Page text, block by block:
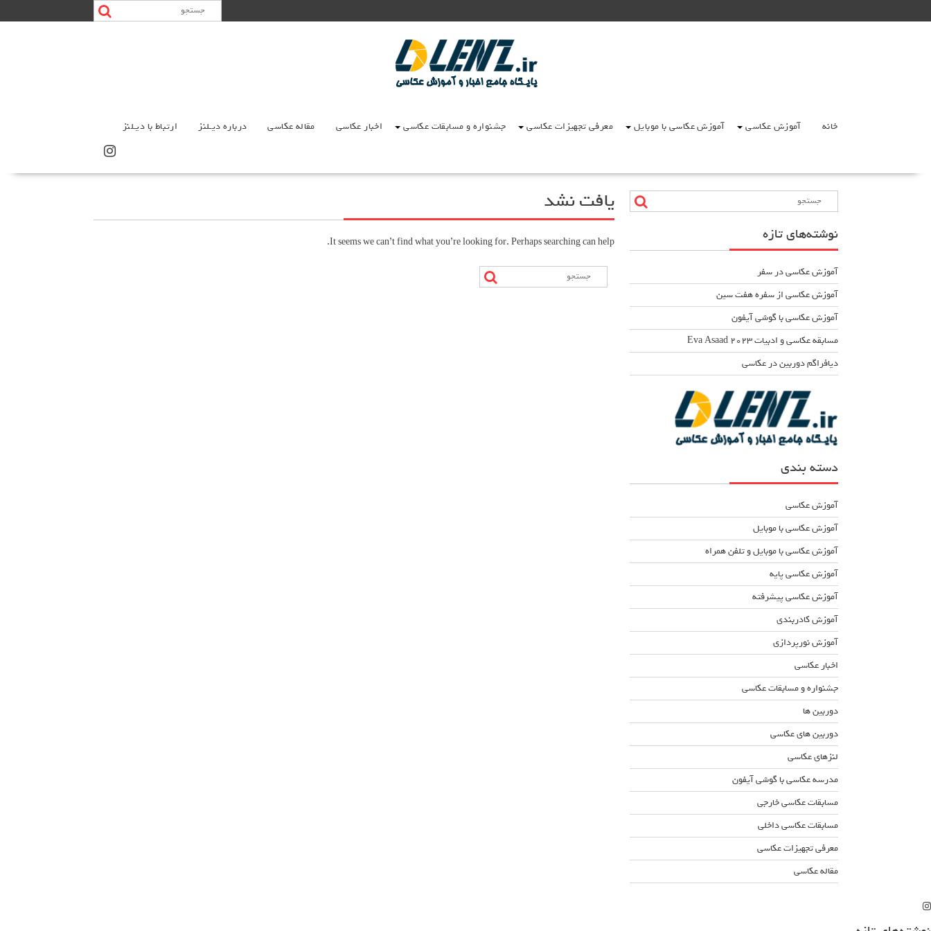
to
خانه آموزش عکاسی آموزش عکاسی با موبایل معرفی تجهیزات عکاسی جشنواره و مسابقات عکاسی اخبار عکاسی مقاله عکاسی درباره دیـلنز ارتباط با دیـلنز
یافت نشد
It seems we can’t find what you’re looking for. Perhaps searching can help. نوشته‌های تازه
آموزش عکاسی در سفر
آموزش عکاسی از سفره هفت سین
آموزش عکاسی با گوشی آیفون
مسابقه عکاسی و ادبیات Eva Asaad ۲۰۲۳
دیافراگم دوربین در عکاسی
دسته بندی
آموزش عکاسی
آموزش عکاسی با موبایل
آموزش عکاسی با موبایل و تلفن همراه
آموزش عکاسی پایه
آموزش عکاسی پیشرفته
آموزش کادربندی
آموزش نورپردازی
اخبار عکاسی
جشنواره و مسابقات عکاسی
دوربین ها
دوربین های عکاسی
لنزهای عکاسی
مدرسه عکاسی با گوشی آیفون
مسابقات عکاسی خارجی
مسابقات عکاسی داخلی
معرفی تجهیزات عکاسی
مقاله عکاسی